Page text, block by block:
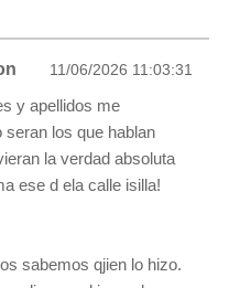
11/06/2026 11:03:31
y apellidos me
seran los que hablan
la verdad absoluta
ese d ela calle isilla!
sabemos qjien lo hizo.